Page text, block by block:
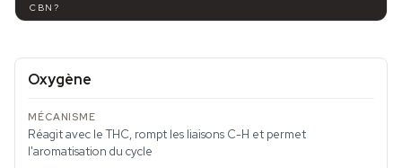
CBN?
Oxygène
Réagit avec le THC, rompt les liaisons C-H et permet
l'aromatisation du cycle